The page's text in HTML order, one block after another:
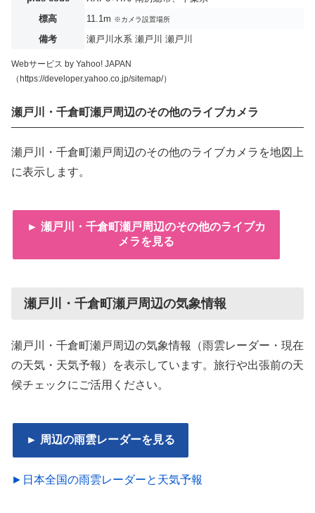
標高
11.1m ※カメラ設置場所
備考 瀬戸川水系 瀬戸川 瀬戸川
Webサービス by Yahoo! JAPAN
（https://developer.yahoo.co.jp/sitemap/）
瀬戸川・千倉町瀬戸周辺のその他のライブカメラ
瀬戸川・千倉町瀬戸周辺のその他のライブカメラを地図上
に表示します。
► 瀬戸川・千倉町瀬戸周辺のその他のライブカ
メラを見る
瀬戸川・千倉町瀬戸周辺の気象情報
瀬戸川・千倉町瀬戸周辺の気象情報（雨雲レーダー・現在
の天気・天気予報）を表示しています。旅行や出張前の天
候チェックにご活用ください。
► 周辺の雨雲レーダーを見る
►日本全国の雨雲レーダーと天気予報